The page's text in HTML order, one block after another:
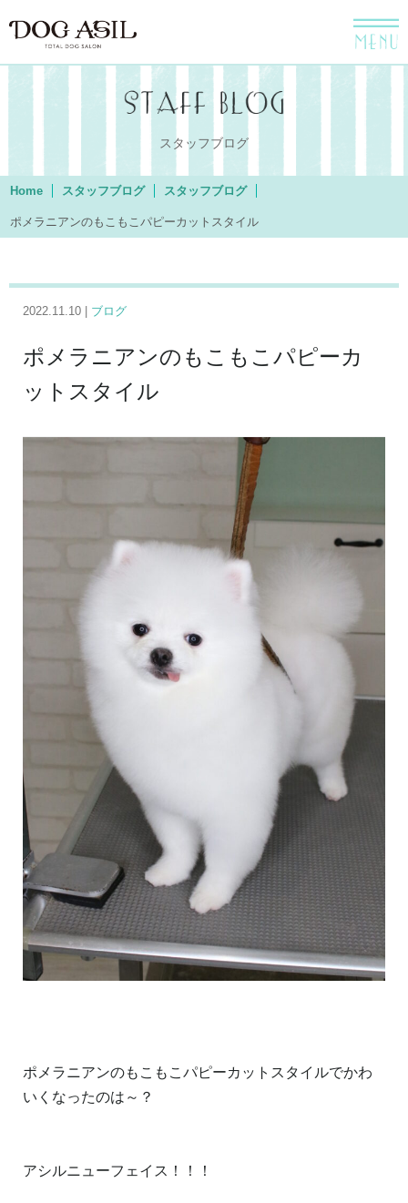
menu
スタッフブログ
Home スタッフブログ スタッフブログ
ポメラニアンのもこもこパピーカットスタイル
2022.11.10 | ブログ
ポメラニアンのもこもこパピーカ
ットスタイル
ポメラニアンのもこもこパピーカットスタイルでかわ
いくなったのは～？
アシルニューフェイス！！！